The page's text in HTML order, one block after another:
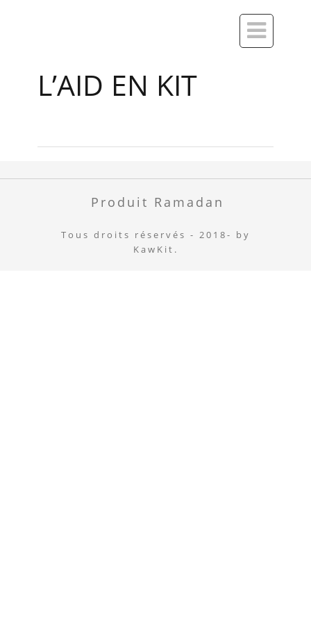

L’AID EN KIT
Produit Ramadan
Tous droits réservés - 2018- by
KawKit.